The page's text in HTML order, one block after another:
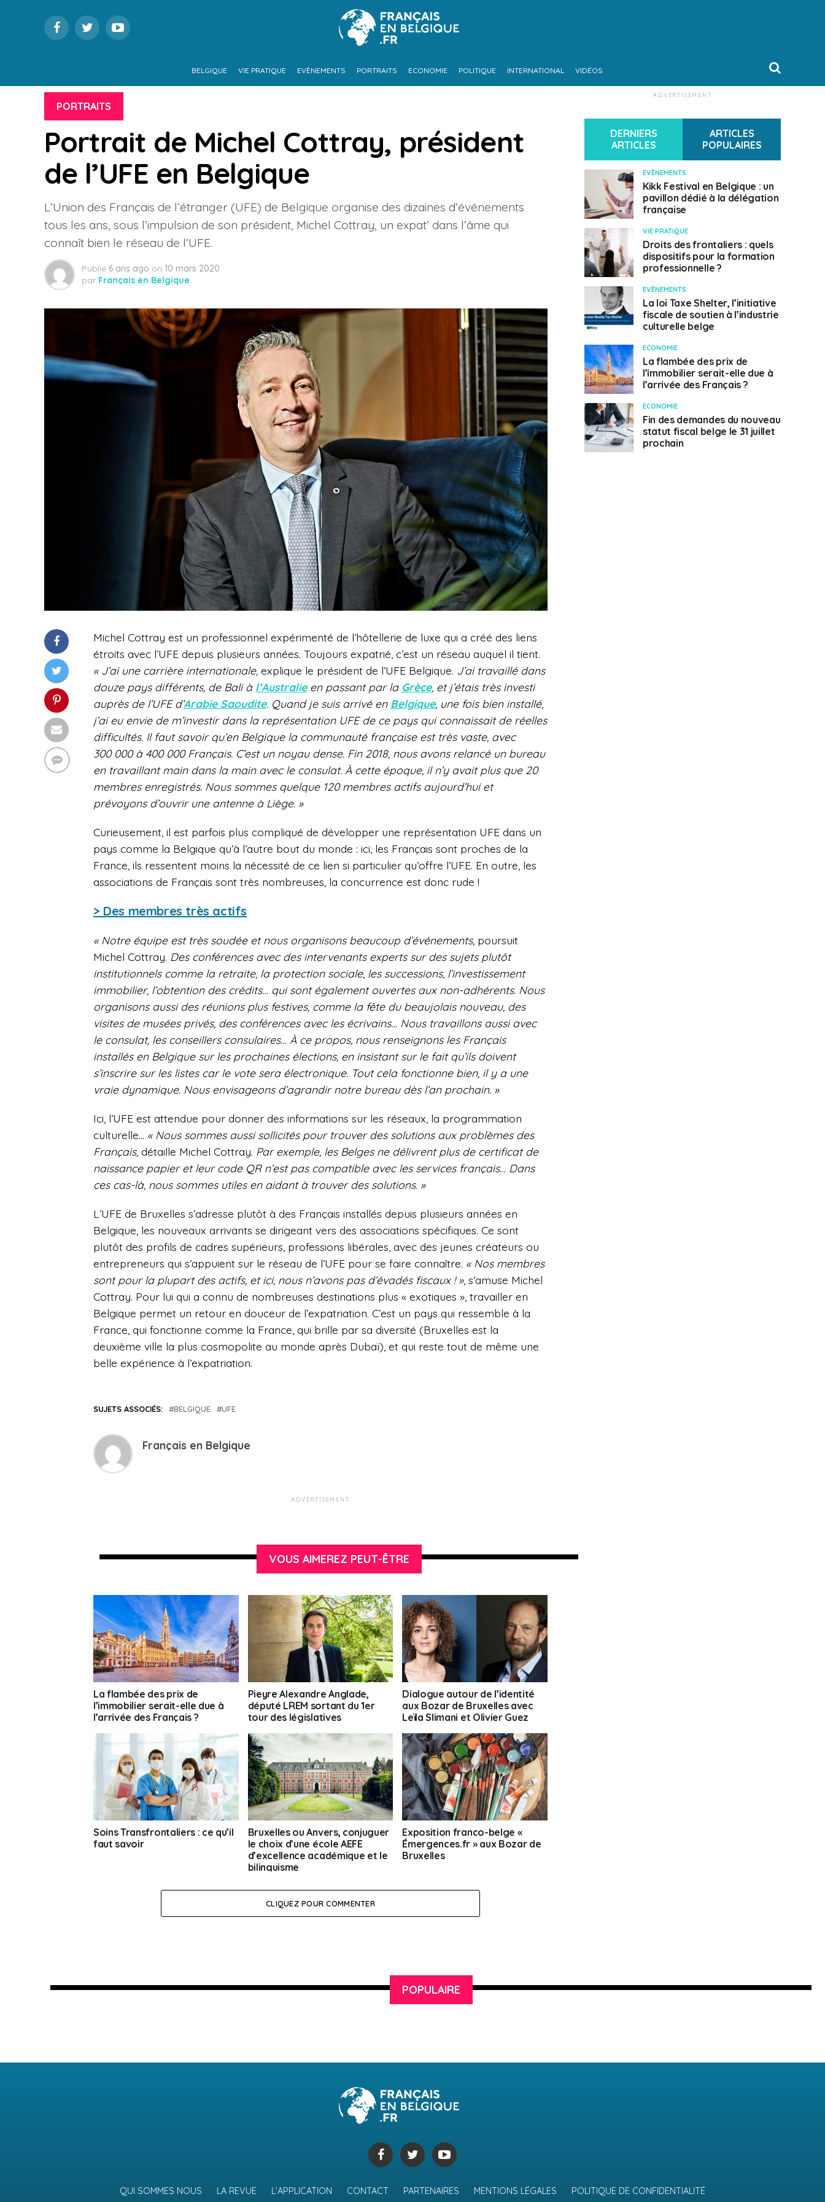
BELGIQUE VIE PRATIQUE EVÈNEMENTS PORTRAITS ECONOMIE POLITIQUE INTERNATIONAL VIDÉOS
PORTRAITS
Portrait de Michel Cottray, président
de l’UFE en Belgique
L’Union des Français de l’étranger (UFE) de Belgique organise des dizaines d’événements
tous les ans, sous l’impulsion de son président, Michel Cottray, un expat’ dans l’âme qui
connaît bien le réseau de l’UFE.
Publié 6 ans ago on 10 mars 2020
par Français en Belgique
Michel Cottray est un professionnel expérimenté de l’hôtellerie de luxe qui a créé des liens
étroits avec l’UFE depuis plusieurs années. Toujours expatrié, c’est un réseau auquel il tient.
« J’ai une carrière internationale, explique le président de l’UFE Belgique. J’ai travaillé dans
douze pays différents, de Bali à l’Australieen passant par la Grèce, et j’étais très investi
auprès de l’UFE d’Arabie Saoudite. Quand je suis arrivé en Belgique, une fois bien installé,
j’ai eu envie de m’investir dans la représentation UFE de ce pays qui connaissait de réelles
difficultés. Il faut savoir qu’en Belgique la communauté française est très vaste, avec
300 000 à 400 000 Français. C’est un noyau dense. Fin 2018, nous avons relancé un bureau
en travaillant main dans la main avec le consulat. À cette époque, il n’y avait plus que 20
membres enregistrés. Nous sommes quelque 120 membres actifs aujourd’hui et
prévoyons d’ouvrir une antenne à Liège. »
Curieusement, il est parfois plus compliqué de développer une représentation UFE dans un
pays comme la Belgique qu’à l’autre bout du monde : ici, les Français sont proches de la
France, ils ressentent moins la nécessité de ce lien si particulier qu’offre l’UFE. En outre, les
associations de Français sont très nombreuses, la concurrence est donc rude !
> Des membres très actifs
« Notre équipe est très soudée et nous organisons beaucoup d’événements, poursuit
Michel Cottray. Des conférences avec des intervenants experts sur des sujets plutôt
institutionnels comme la retraite, la protection sociale, les successions, l’investissement
immobilier, l’obtention des crédits… qui sont également ouvertes aux non-adhérents. Nous
organisons aussi des réunions plus festives, comme la fête du beaujolais nouveau, des
visites de musées privés, des conférences avec les écrivains… Nous travaillons aussi avec
le consulat, les conseillers consulaires… À ce propos, nous renseignons les Français
installés en Belgique sur les prochaines élections, en insistant sur le fait qu’ils doivent
s’inscrire sur les listes car le vote sera électronique. Tout cela fonctionne bien, il y a une
vraie dynamique. Nous envisageons d’agrandir notre bureau dès l’an prochain. »
Ici, l’UFE est attendue pour donner des informations sur les réseaux, la programmation
culturelle… « Nous sommes aussi sollicités pour trouver des solutions aux problèmes des
Français, détaille Michel Cottray. Par exemple, les Belges ne délivrent plus de certificat de
naissance papier et leur code QR n’est pas compatible avec les services français… Dans
ces cas-là, nous sommes utiles en aidant à trouver des solutions. »
L’UFE de Bruxelles s’adresse plutôt à des Français installés depuis plusieurs années en
Belgique, les nouveaux arrivants se dirigeant vers des associations spécifiques. Ce sont
plutôt des profils de cadres supérieurs, professions libérales, avec des jeunes créateurs ou
entrepreneurs qui s’appuient sur le réseau de l’UFE pour se faire connaître. « Nos membres
sont pour la plupart des actifs, et ici, nous n’avons pas d’évadés fiscaux ! », s’amuse Michel
Cottray. Pour lui qui a connu de nombreuses destinations plus « exotiques », travailler en
Belgique permet un retour en douceur de l’expatriation. C’est un pays qui ressemble à la
France, qui fonctionne comme la France, qui brille par sa diversité (Bruxelles est la
deuxième ville la plus cosmopolite au monde après Dubaï), et qui reste tout de même une
belle expérience à l’expatriation.
SUJETS ASSOCIÉS: BELGIQUE UFE
Français en Belgique
ADVERTISEMENT
VOUS AIMEREZ PEUT-ÊTRE
La flambée des prix de
l’immobilier serait-elle due à
l’arrivée des Français ?
Pieyre Alexandre Anglade,
député LREM sortant du 1er
tour des législatives
Dialogue autour de l’identité
aux Bozar de Bruxelles avec
Leïla Slimani et Olivier Guez
Soins Transfrontaliers : ce qu’il
faut savoir
Bruxelles ou Anvers, conjuguer
le choix d’une école AEFE
d’excellence académique et le
bilinguisme
Exposition franco-belge «
Émergences.fr » aux Bozar de
Bruxelles
CLIQUEZ POUR COMMENTER
ADVERTISEMENT
DERNIERS
ARTICLES
ARTICLES
POPULAIRES
EVÈNEMENTS
Kikk Festival en Belgique : un
pavillon dédié à la délégation
française
VIE PRATIQUE
Droits des frontaliers : quels
dispositifs pour la formation
professionnelle ?
EVÈNEMENTS
La loi Taxe Shelter, l’initiative
fiscale de soutien à l’industrie
culturelle belge
ECONOMIE
La flambée des prix de
l’immobilier serait-elle due à
l’arrivée des Français ?
ECONOMIE
Fin des demandes du nouveau
statut fiscal belge le 31 juillet
prochain
POPULAIRE
QUI SOMMES NOUS LA REVUE L’APPLICATION CONTACT PARTENAIRES MENTIONS LÉGALES POLITIQUE DE CONFIDENTIALITÉ